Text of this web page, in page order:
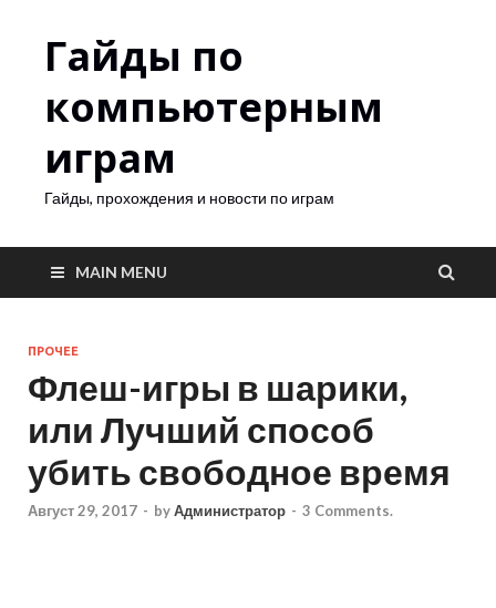
Гайды по
компьютерным
играм
Гайды, прохождения и новости по играм
MAIN MENU
ПРОЧЕЕ
Флеш-игры в шарики,
или Лучший способ
убить свободное время
Август 29, 2017 - byАдминистратор - 3 Comments.